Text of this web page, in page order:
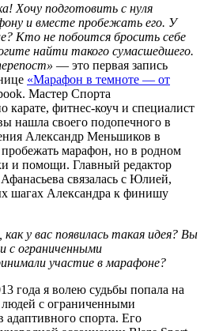
Хочу подготовить с нуля
и вместе пробежать его. У
Кто не побоится бросить себе
найти такого сумасшедшего.
— это первая запись
«Марафон в темноте — от
Мастер Спорта
карате, фитнес-коуч и специалист
нашла своего подопечного в
Александр Меньшиков в
пробежать марафон, но в родном
и помощи. Главный редактор
связалась с Юлией,
шагах Александра к финишу
у вас появилась такая идея? Вы
с ограниченными
участие в марафоне?
года я волею судьбы попала на
с ограниченными
спорта. Его